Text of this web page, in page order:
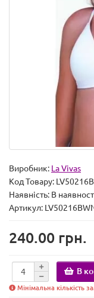
Виробник: La Vivas
Код Товару:
Наявність: В
Артикул:
240.00 грн.
В
Мінімальна кількість